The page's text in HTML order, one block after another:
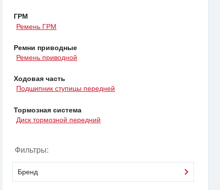
ГРМ
Ремень ГРМ
Ремни приводные
Ремень приводной
Ходовая часть
Подшипник ступицы передней
Тормозная система
Диск тормозной передний
Фильтры:
Бренд